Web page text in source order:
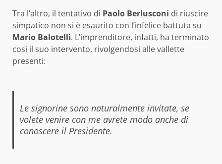
Tra l’altro, il tentativo di Paolo Berlusconi di riuscire
simpatico non si è esaurito con l’infelice battuta su
Mario Balotelli. L’imprenditore, infatti, ha terminato
così il suo intervento, rivolgendosi alle vallette
presenti:
Le signorine sono naturalmente invitate, se
volete venire con me avrete modo anche di
conoscere il Presidente.